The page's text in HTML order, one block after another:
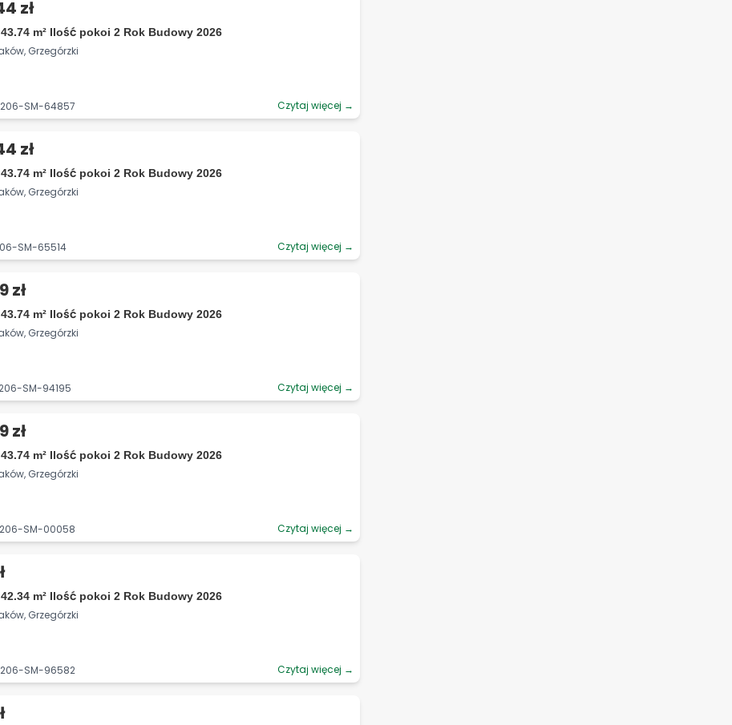
zł
m² Ilość pokoi 2 Rok Budowy 2026
Grzegórzki
SM-64857 Czytaj więcej →
zł
m² Ilość pokoi 2 Rok Budowy 2026
Grzegórzki
SM-65514 Czytaj więcej →
zł
m² Ilość pokoi 2 Rok Budowy 2026
Grzegórzki
SM-94195 Czytaj więcej →
zł
m² Ilość pokoi 2 Rok Budowy 2026
Grzegórzki
SM-00058 Czytaj więcej →
m² Ilość pokoi 2 Rok Budowy 2026
Grzegórzki
SM-96582 Czytaj więcej →